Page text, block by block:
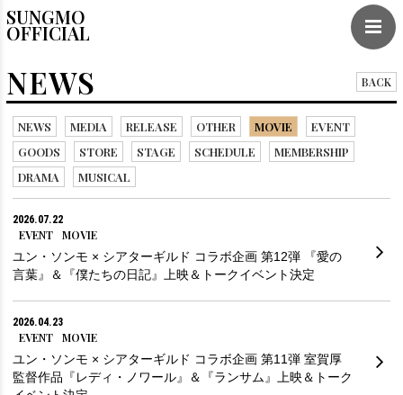
SUNGMO
OFFICIAL
NEWS BACK
NEWS MEDIA RELEASE OTHER MOVIE
EVENT
GOODS
STORE STAGE SCHEDULE
MEMBERSHIP
DRAMA
MUSICAL
2026.07.22
EVENT
MOVIE
ユン・ソンモ × シアターギルド コラボ企画 第12弾 『愛の
言葉』＆『僕たちの日記』上映＆トークイベント決定
2026.04.23
EVENT
MOVIE
ユン・ソンモ × シアターギルド コラボ企画 第11弾 室賀厚
監督作品『レディ・ノワール』＆『ランサム』上映＆トーク